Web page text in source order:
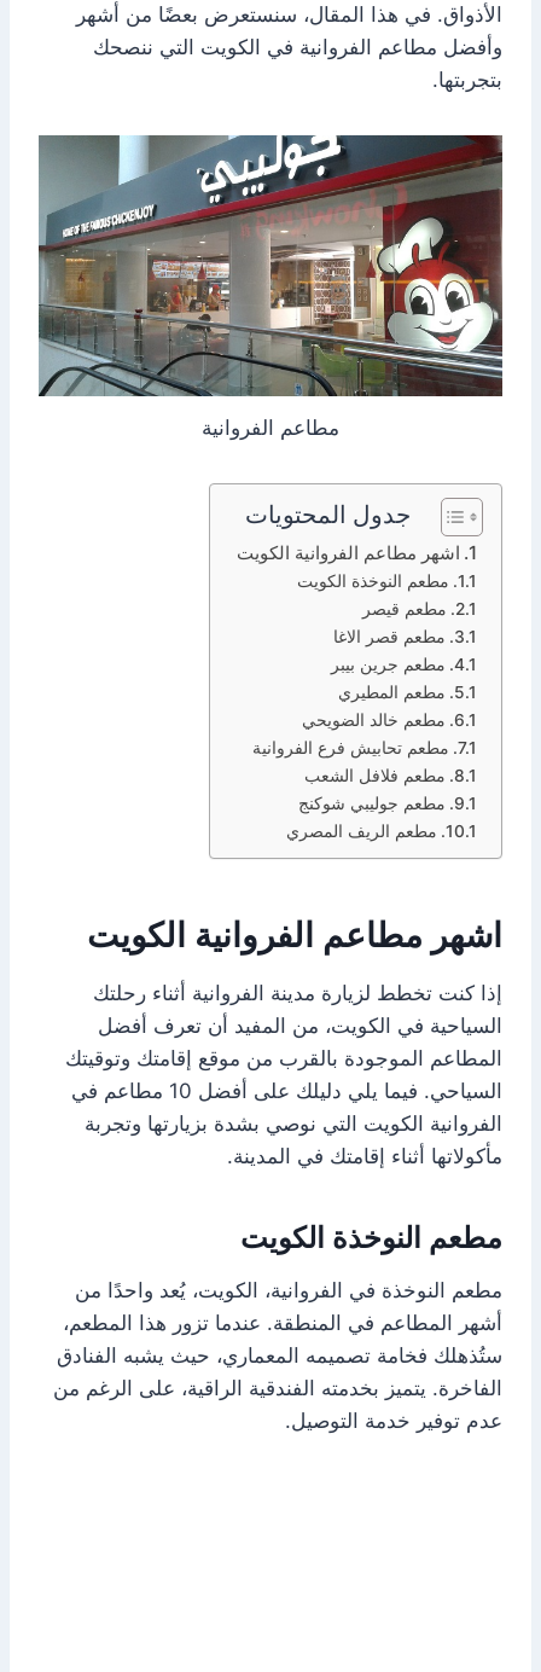
الأذواق. في هذا المقال، سنستعرض بعضًا من أشهر
وأفضل مطاعم الفروانية في الكويت التي ننصحك
بتجربتها.
مطاعم الفروانية
جدول المحتويات
اشهر مطاعم الفروانية الكويت
مطعم النوخذة الكويت
مطعم قيصر
مطعم قصر الاغا
مطعم جرين بيبر
مطعم المطيري
مطعم خالد الضويحي
مطعم تحابيش فرع الفروانية
مطعم فلافل الشعب
مطعم جوليبي شوكنج
مطعم الريف المصري
اشهر مطاعم الفروانية الكويت
إذا كنت تخطط لزيارة مدينة الفروانية أثناء رحلتك
السياحية في الكويت، من المفيد أن تعرف أفضل
المطاعم الموجودة بالقرب من موقع إقامتك وتوقيتك
السياحي. فيما يلي دليلك على أفضل 10 مطاعم في
الفروانية الكويت التي نوصي بشدة بزيارتها وتجربة
مأكولاتها أثناء إقامتك في المدينة.
مطعم النوخذة الكويت
مطعم النوخذة في الفروانية، الكويت، يُعد واحدًا من
أشهر المطاعم في المنطقة. عندما تزور هذا المطعم،
ستُذهلك فخامة تصميمه المعماري، حيث يشبه الفنادق
الفاخرة. يتميز بخدمته الفندقية الراقية، على الرغم من
عدم توفير خدمة التوصيل.